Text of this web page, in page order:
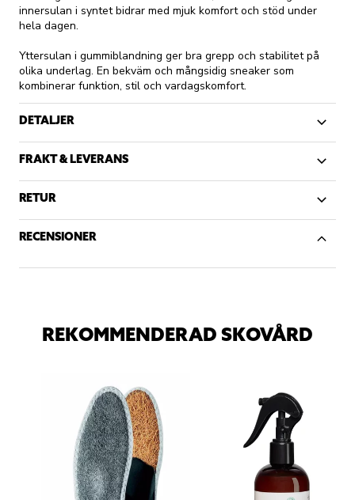
innersulan i syntet bidrar med mjuk komfort och stöd under
hela dagen.
Yttersulan i gummiblandning ger bra grepp och stabilitet på
olika underlag. En bekväm och mångsidig sneaker som
kombinerar funktion, stil och vardagskomfort.
DETALJER
FRAKT & LEVERANS
RETUR
RECENSIONER
REKOMMENDERAD SKOVÅRD